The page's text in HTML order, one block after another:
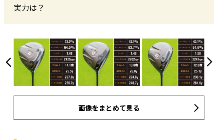
実力は？
画像をまとめて見る